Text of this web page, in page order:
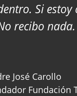
Si
recibo nada.
José Carollo
Fundación